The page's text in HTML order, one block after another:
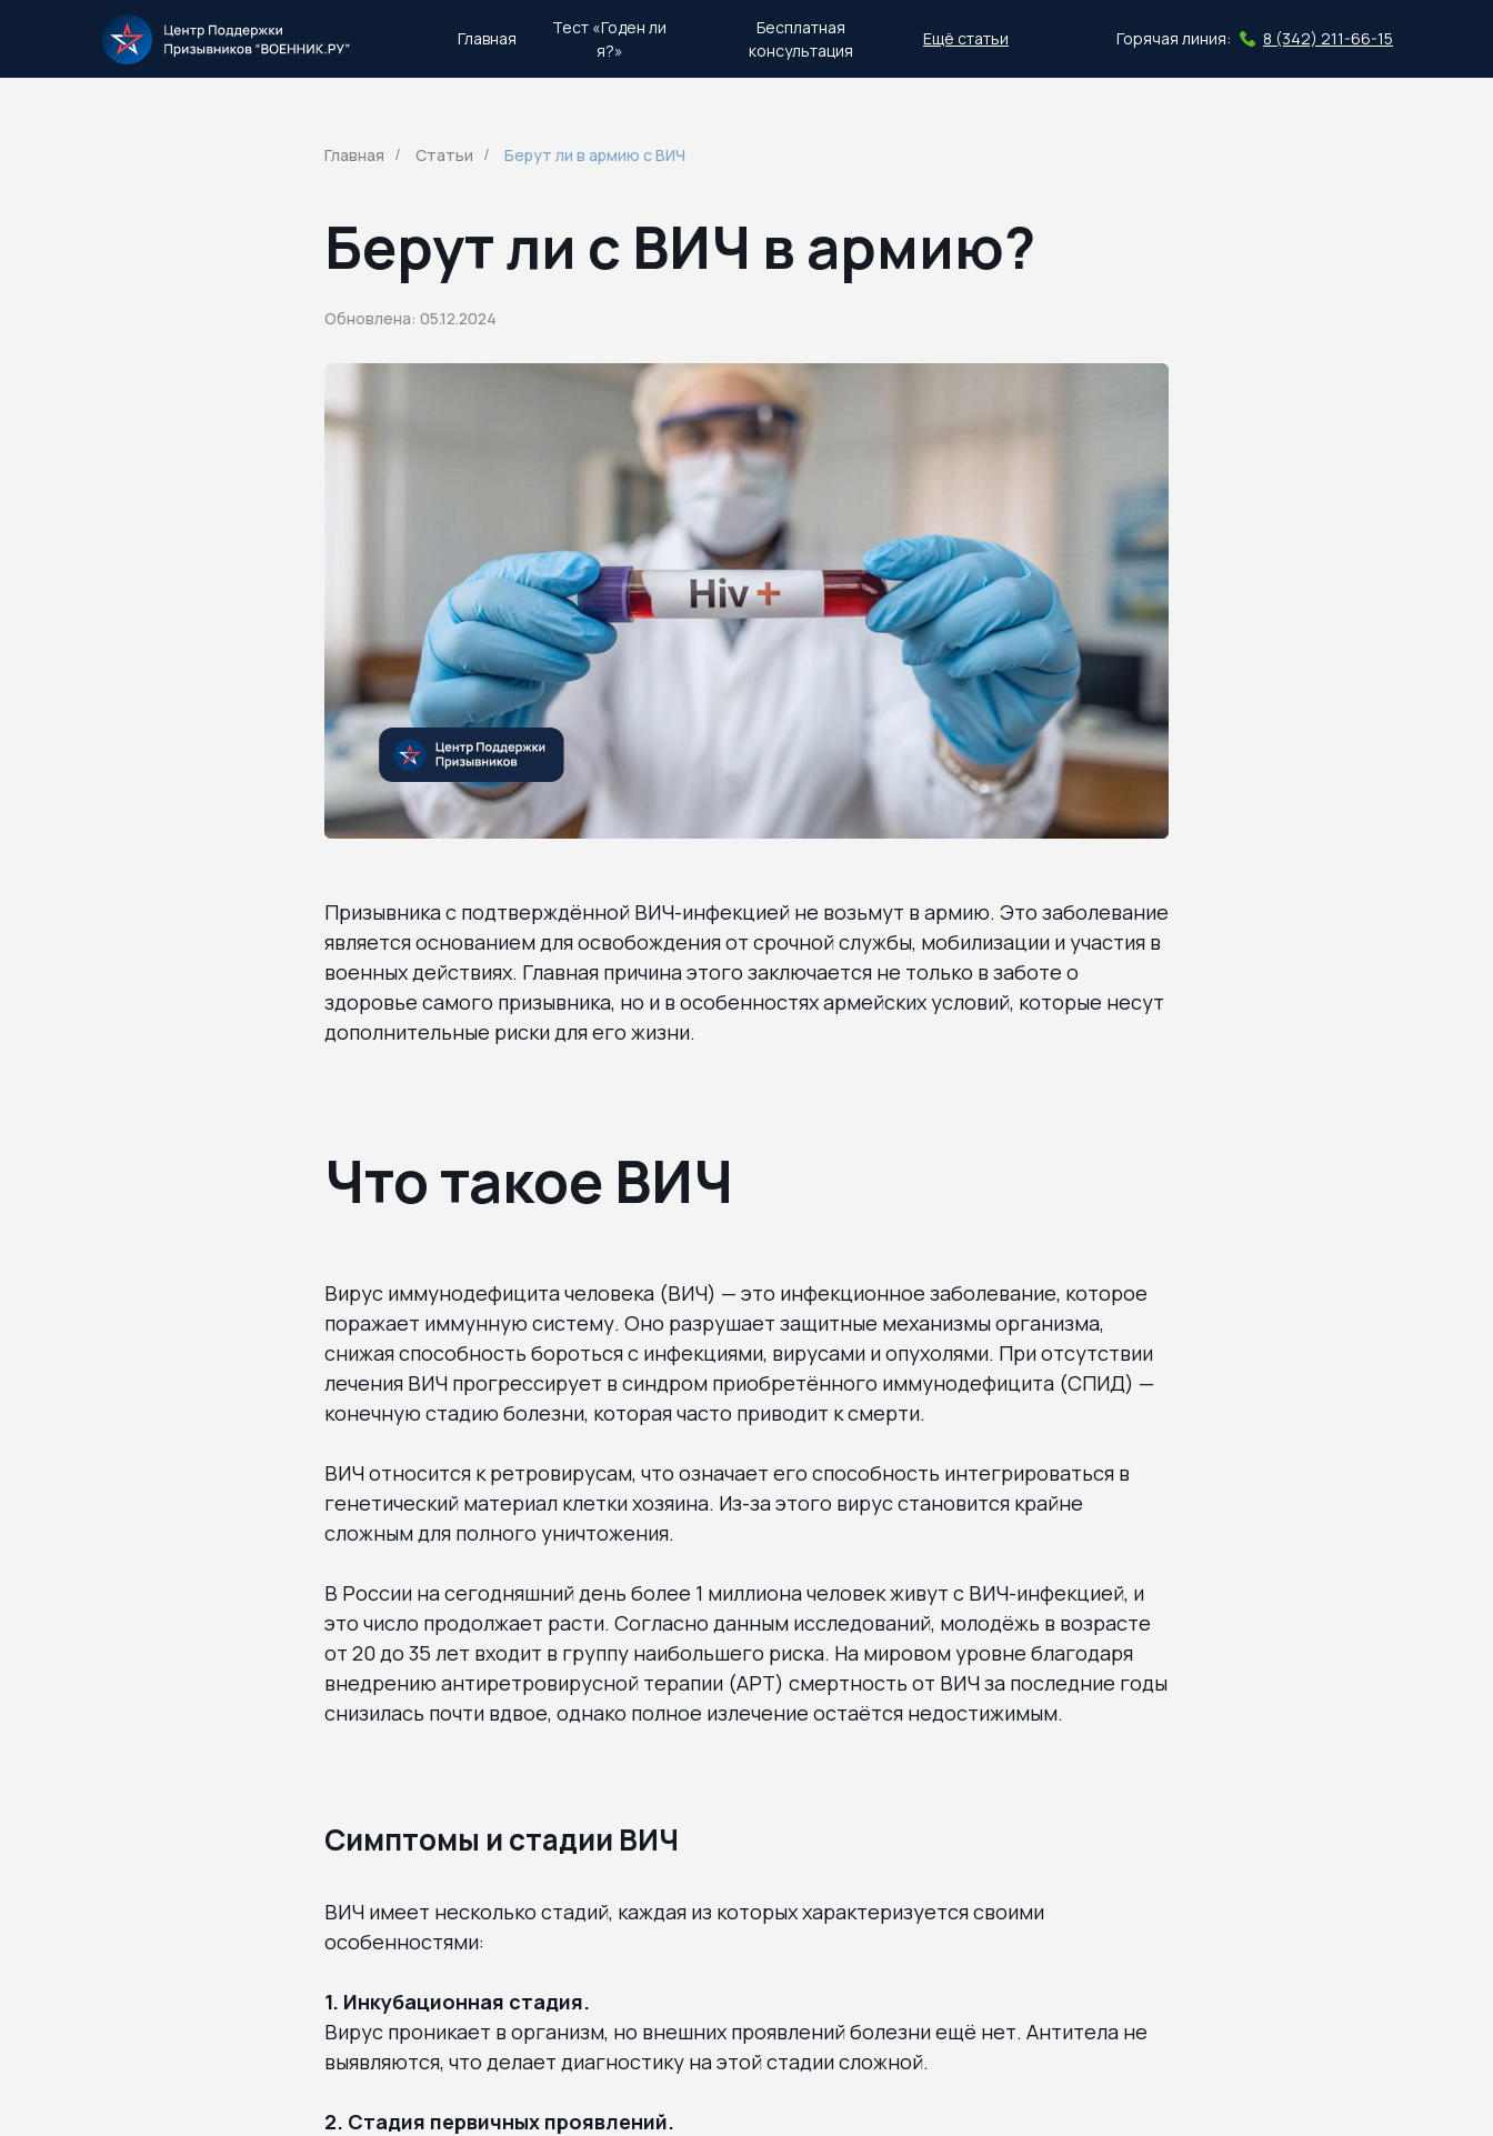
8 (342) 211-66-15
Горячая линия:
Ещё статьи
Тест «Годен ли
я?»
Главная
Бесплатная
консультация
Главная / Статьи / Берут ли в армию с ВИЧ
Берут ли с ВИЧ в армию?
Обновлена: 05.12.2024
Призывника с подтверждённой ВИЧ-инфекцией не возьмут в армию. Это заболевание
является основанием для освобождения от срочной службы, мобилизации и участия в
военных действиях. Главная причина этого заключается не только в заботе о
здоровье самого призывника, но и в особенностях армейских условий, которые несут
дополнительные риски для его жизни.
Что такое ВИЧ
Вирус иммунодефицита человека (ВИЧ) — это инфекционное заболевание, которое
поражает иммунную систему. Оно разрушает защитные механизмы организма,
снижая способность бороться с инфекциями, вирусами и опухолями. При отсутствии
лечения ВИЧ прогрессирует в синдром приобретённого иммунодефицита (СПИД) —
конечную стадию болезни, которая часто приводит к смерти.
ВИЧ относится к ретровирусам, что означает его способность интегрироваться в
генетический материал клетки хозяина. Из-за этого вирус становится крайне
сложным для полного уничтожения.
В России на сегодняшний день более 1 миллиона человек живут с ВИЧ-инфекцией, и
это число продолжает расти. Согласно данным исследований, молодёжь в возрасте
от 20 до 35 лет входит в группу наибольшего риска. На мировом уровне благодаря
внедрению антиретровирусной терапии (АРТ) смертность от ВИЧ за последние годы
снизилась почти вдвое, однако полное излечение остаётся недостижимым.
Симптомы и стадии ВИЧ
ВИЧ имеет несколько стадий, каждая из которых характеризуется своими
особенностями:
1. Инкубационная стадия.
Вирус проникает в организм, но внешних проявлений болезни ещё нет. Антитела не
выявляются, что делает диагностику на этой стадии сложной.
2. Стадия первичных проявлений.